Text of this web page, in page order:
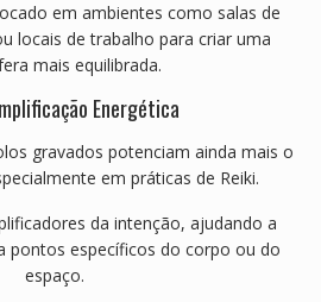
em ambientes como salas de
locais de trabalho para criar uma
mais equilibrada.
Energética
gravados potenciam ainda mais o
em práticas de Reiki.
da intenção, ajudando a
pontos específicos do corpo ou do
espaço.